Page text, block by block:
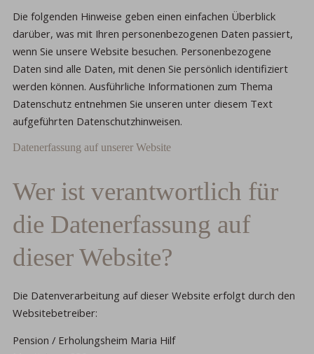
Die folgenden Hinweise geben einen einfachen Überblick
darüber, was mit Ihren personenbezogenen Daten passiert,
wenn Sie unsere Website besuchen. Personenbezogene
Daten sind alle Daten, mit denen Sie persönlich identifiziert
werden können. Ausführliche Informationen zum Thema
Datenschutz entnehmen Sie unseren unter diesem Text
aufgeführten Datenschutzhinweisen.
Datenerfassung auf unserer Website
Wer ist verantwortlich für
die Datenerfassung auf
dieser Website?
Die Datenverarbeitung auf dieser Website erfolgt durch den
Websitebetreiber:
Pension / Erholungsheim Maria Hilf